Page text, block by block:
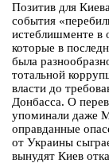
Позитив для
события
истеблишменте в
которые в
была
тотальной
власти до
Донбасса. О
упоминали даже
оправданные
от Украины
вынудят Киев